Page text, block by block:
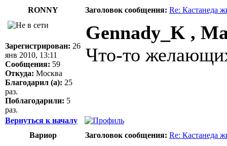
RONNY
Заголовок сообщения: Re: Кастанеда
Зарегистрирован: 26
янв 2010, 13:11
Сообщения: 59
Откуда: Москва
Благодарил (а): 25
раз.
Поблагодарили: 5
раз.
Gennady_K ,
Что-то
Вернуться к началу
Вариор
Заголовок сообщения: Re: Кастанеда